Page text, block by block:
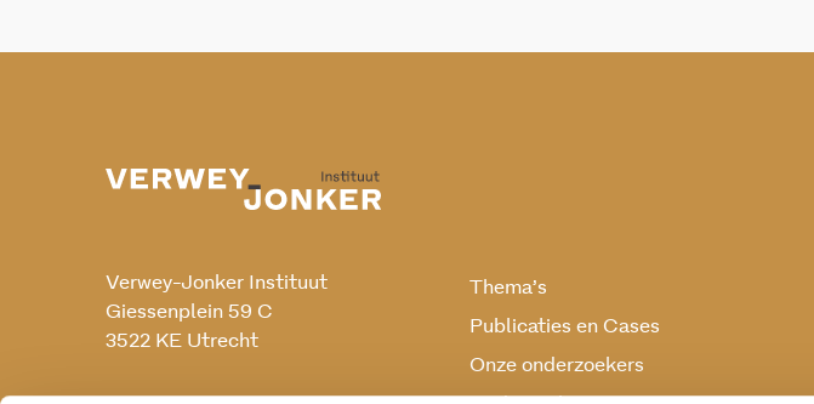
Verwey-Jonker Instituut
Giessenplein 59 C
3522 KE Utrecht
Thema’s
Publicaties en Cases
Onze onderzoekers